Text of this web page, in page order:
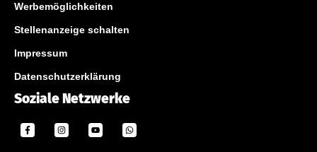
Werbemöglichkeiten
Stellenanzeige schalten
Impressum
Datenschutzerklärung
Soziale Netzwerke